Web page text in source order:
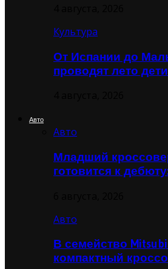
Культура
От Испании до
проводят лето
Авто
Авто
Младший
готовится к
Авто
В семейство
компактный